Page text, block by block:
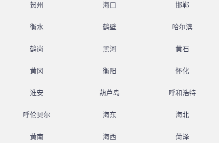
贺州 海口 邯郸
衡水 鹤壁 哈尔滨
鹤岗 黑河 黄石
黄冈 衡阳 怀化
淮安 葫芦岛 呼和浩特
呼伦贝尔 海东 海北
黄南 海西 菏泽